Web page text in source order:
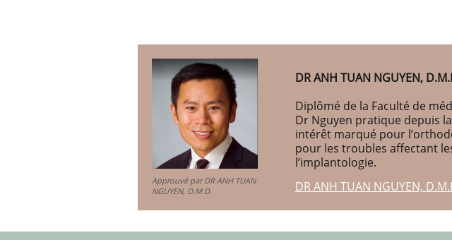
Approuvé par DR ANH TUAN
NGUYEN, D.M.D.
DR ANH TUAN NGUYEN,
Diplômé de la Faculté de
Dr Nguyen pratique depuis
intérêt marqué pour
pour les troubles affectant
l’implantologie.
DR ANH TUAN NGUYEN,